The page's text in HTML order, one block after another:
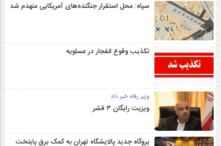
سپاه: محل استقرار جنگنده‌های آمریکایی منهدم شد
تکذیب وقوع انفجار در عسلویه
وزیر رفاه خبر داد
ویزیت رایگان ۳ قشر
یروگاه جدید پالایشگاه تهران به کمک برق پایتخت